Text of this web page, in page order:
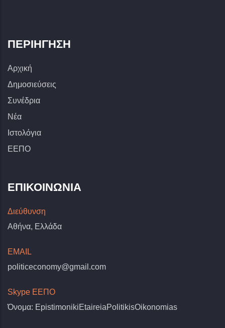
ΠΕΡΙΉΓΗΣΗ
Αρχική
Δημοσιεύσεις
Συνέδρια
Νέα
Ιστολόγια
ΕΕΠΟ
ΕΠΙΚΟΙΝΩΝΊΑ
Διεύθυνση
Αθήνα, Ελλάδα
EMAIL
politiceconomy@gmail.com
Skype ΕΕΠΟ
Όνομα: EpistimonikiEtaireiaPolitikisOikonomias